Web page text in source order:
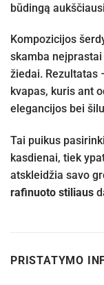
būdingą
Kompozicijos
skamba
žiedai. Rezultatas
kvapas, kuris ant
elegancijos bei
Tai puikus
kasdienai, tiek
atskleidžia savo
rafinuoto stiliaus
PRISTATYMO